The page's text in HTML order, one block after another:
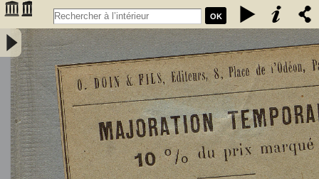
OK
L'Astronomie, observations, théorie et vulgarisation générale / par
Marcel Moye,... - Moye, Marcel (1873-1939). Auteur